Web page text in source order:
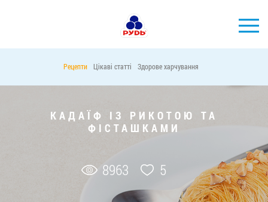
КОМПАНІЯ
АКЦІЇ
ПРЕС-ЦЕНТР
Рецепти Цікаві статті Здорове харчування
КАДАЇФ ІЗ РИКОТОЮ ТА
ФІСТАШКАМИ
8963 5